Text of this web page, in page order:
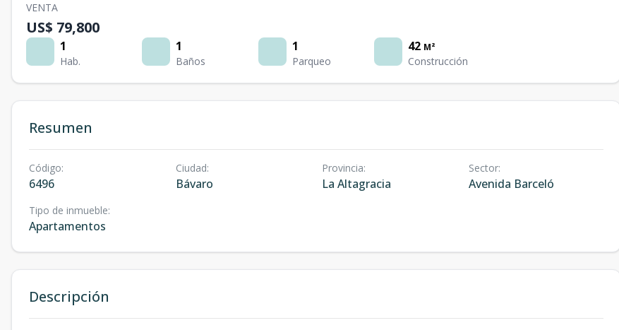
VENTA
US$ 79,800
1
Hab.
1
Baños
1
Parqueo
42 M²
Construcción
Resumen
Código:
6496
Ciudad:
Bávaro
Provincia:
La Altagracia
Sector:
Avenida Barceló
Tipo de inmueble:
Apartamentos
Descripción